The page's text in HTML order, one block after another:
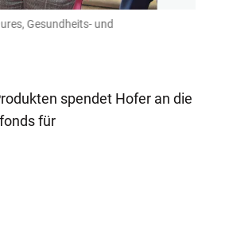
Gesundheits- und
spendet Hofer an die
für